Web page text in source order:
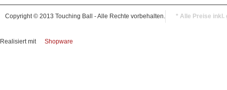
Copyright © 2013 Touching Ball - Alle Rechte vorbehalten. * Alle Preise inkl.
Realisiert mit Shopware